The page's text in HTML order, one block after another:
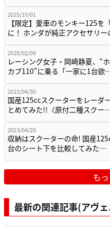
2025/10/01
【限定】愛車のモンキー125を
に！ ホンダが純正アクセサリ
2025/02/09
レーシング女子・岡崎静夏、“
カブ110”に乗る「一家に1台欲
2023/04/30
国産125ccスクーターをレーダ
とめてみた!!〈原付二種スクー
2023/04/20
収納はスクーターの命! 国産
台のシート下を比較してみた…
も
最新の関連記事(アヴ